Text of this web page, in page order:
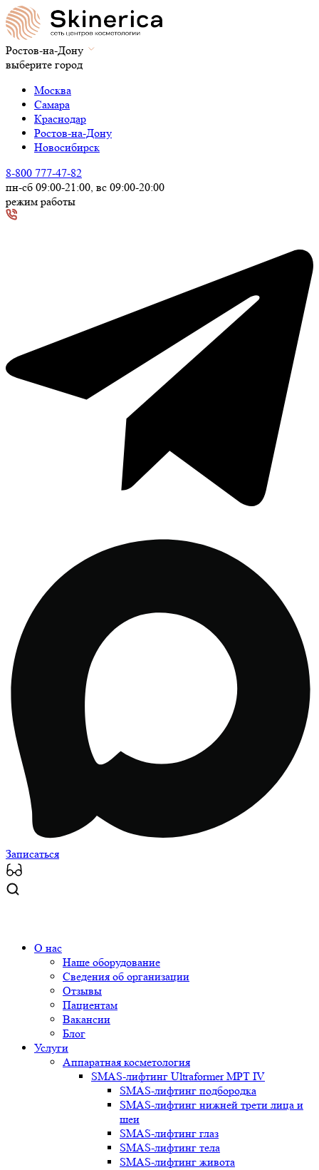
Ростов-на-Дону
выберите город
Москва
Самара
Краснодар
Ростов-на-Дону
Новосибирск
8-800 777-47-82
пн-сб 09:00-21:00, вс 09:00-20:00
режим работы
Записаться
О нас
Наше оборудование
Сведения об организации
Отзывы
Пациентам
Вакансии
Блог
Услуги
Аппаратная косметология
SMAS-лифтинг Ultraformer MPT IV
SMAS-лифтинг подбородка
SMAS-лифтинг нижней трети лица и
шеи
SMAS-лифтинг глаз
SMAS-лифтинг тела
SMAS-лифтинг живота